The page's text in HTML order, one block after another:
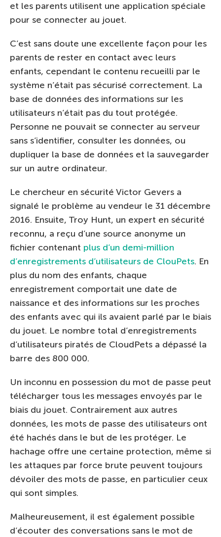
et les parents utilisent une application spéciale
pour se connecter au jouet.
C’est sans doute une excellente façon pour les
parents de rester en contact avec leurs
enfants, cependant le contenu recueilli par le
système n’était pas sécurisé correctement. La
base de données des informations sur les
utilisateurs n’était pas du tout protégée.
Personne ne pouvait se connecter au serveur
sans s’identifier, consulter les données, ou
dupliquer la base de données et la sauvegarder
sur un autre ordinateur.
Le chercheur en sécurité Victor Gevers a
signalé le problème au vendeur le 31 décembre
2016. Ensuite, Troy Hunt, un expert en sécurité
reconnu, a reçu d’une source anonyme un
fichier contenant plus d’un demi-million
d’enregistrements d’utilisateurs de ClouPets. En
plus du nom des enfants, chaque
enregistrement comportait une date de
naissance et des informations sur les proches
des enfants avec qui ils avaient parlé par le biais
du jouet. Le nombre total d’enregistrements
d’utilisateurs piratés de CloudPets a dépassé la
barre des 800 000.
Un inconnu en possession du mot de passe peut
télécharger tous les messages envoyés par le
biais du jouet. Contrairement aux autres
données, les mots de passe des utilisateurs ont
été hachés dans le but de les protéger. Le
hachage offre une certaine protection, même si
les attaques par force brute peuvent toujours
dévoiler des mots de passe, en particulier ceux
qui sont simples.
Malheureusement, il est également possible
d’écouter des conversations sans le mot de